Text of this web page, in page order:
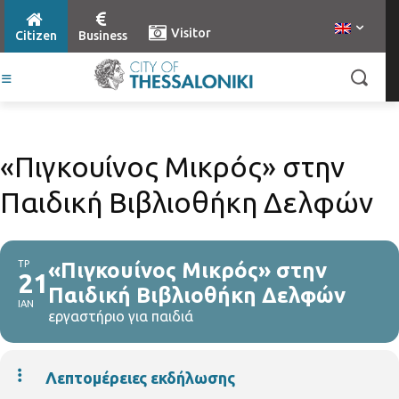
Citizen Business Visitor
«Πιγκουίνος Μικρός» στην
Παιδική Βιβλιοθήκη Δελφών
ΤΡ
21
ΙΑΝ
«Πιγκουίνος Μικρός» στην
Παιδική Βιβλιοθήκη Δελφών
εργαστήριο για παιδιά
Λεπτομέρειες εκδήλωσης